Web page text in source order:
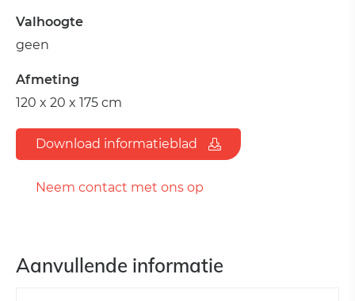
Valhoogte
geen
Afmeting
120 x 20 x 175 cm
Download informatieblad
Neem contact met ons op
Aanvullende informatie